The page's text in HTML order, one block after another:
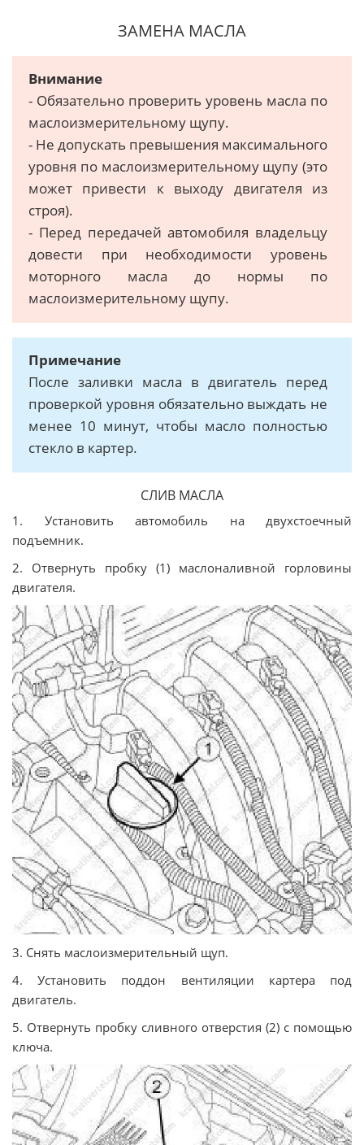
ЗАМЕНА МАСЛА
Внимание
- Обязательно проверить уровень масла по
маслоизмерительному щупу.
- Не допускать превышения максимального
уровня по маслоизмерительному щупу (это
может привести к выходу двигателя из
строя).
- Перед передачей автомобиля владельцу
довести при необходимости уровень
моторного масла до нормы по
маслоизмерительному щупу.
Примечание
После заливки масла в двигатель перед
проверкой уровня обязательно выждать не
менее 10 минут, чтобы масло полностью
стекло в картер.
СЛИВ МАСЛА
1. Установить автомобиль на двухстоечный
подъемник.
2. Отвернуть пробку (1) маслоналивной горловины
двигателя.
3. Снять маслоизмерительный щуп.
4. Установить поддон вентиляции картера под
двигатель.
5. Отвернуть пробку сливного отверстия (2) с помощью
ключа.